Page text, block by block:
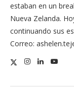
estaban en un
Nueva Zelanda.
continuando sus
Correo: